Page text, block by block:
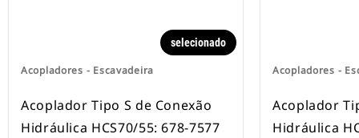
Acopladores - Escavadeira
selecionado
Acoplador Tipo S de Conexão
Hidráulica HCS70/55: 678-7577
Acopladores -
Acoplador
Hidráulica